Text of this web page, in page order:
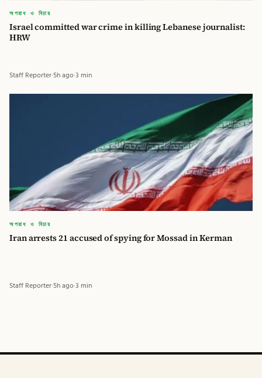
অপরাধ ও বিচার
Israel committed war crime in killing Lebanese journalist:
HRW
Staff Reporter·5h ago·3 min
অপরাধ ও বিচার
Iran arrests 21 accused of spying for Mossad in Kerman
Staff Reporter·5h ago·3 min